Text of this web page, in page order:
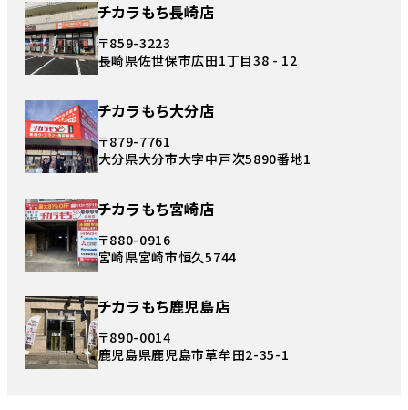
チカラもち長崎店
〒859-3223
長崎県佐世保市広田1丁目38 - 12
チカラもち大分店
〒879-7761
大分県大分市大字中戸次5890番地1
チカラもち宮崎店
〒880-0916
宮崎県宮崎市恒久5744
チカラもち鹿児島店
〒890-0014
鹿児島県鹿児島市草牟田2-35-1